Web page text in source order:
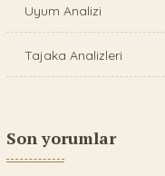
Uyum Analizi
Tajaka Analizleri
Son yorumlar